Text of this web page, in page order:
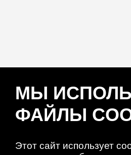
МЫ
ФАЙЛЫ
Этот сайт использует